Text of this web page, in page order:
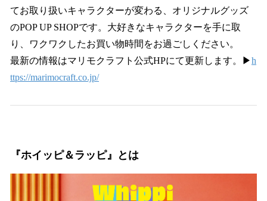
てお取り扱いキャラクターが変わる、オリジナルグッズ
のPOP UP SHOPです。大好きなキャラクターを手に取
り、ワクワクしたお買い物時間をお過ごしください。
最新の情報はマリモクラフト公式HPにて更新します。▶h
ttps://marimocraft.co.jp/
『ホイッピ＆ラッピ』とは